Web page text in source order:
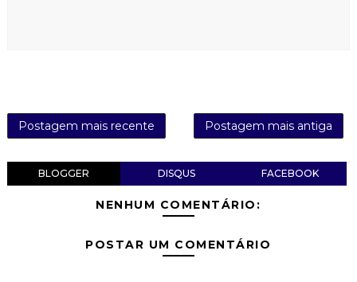
Postagem mais recente Postagem mais antiga
BLOGGER DISQUS FACEBOOK
NENHUM COMENTÁRIO:
POSTAR UM COMENTÁRIO